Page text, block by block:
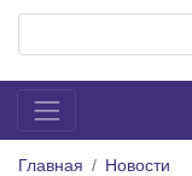
Главная
Новости